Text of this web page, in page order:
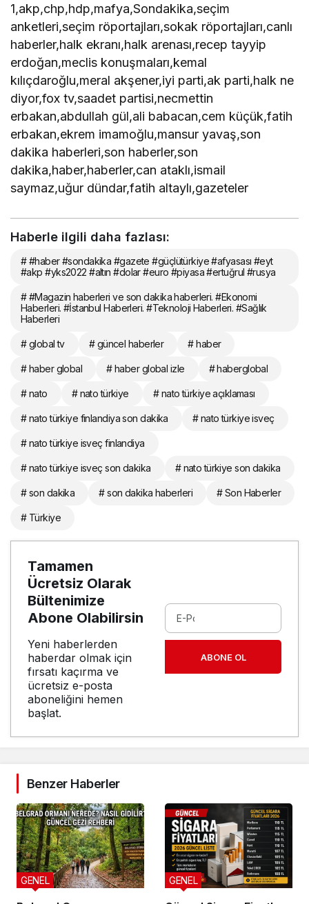
1,akp,chp,hdp,mafya,Sondakika,seçim
anketleri,seçim röportajları,sokak röportajları,canlı
haberler,halk ekranı,halk arenası,recep tayyip
erdoğan,meclis konuşmaları,kemal
kılıçdaroğlu,meral akşener,iyi parti,ak parti,halk ne
diyor,fox tv,saadet partisi,necmettin
erbakan,abdullah gül,ali babacan,cem küçük,fatih
erbakan,ekrem imamoğlu,mansur yavaş,son
dakika haberleri,son haberler,son
dakika,haber,haberler,can ataklı,ismail
saymaz,uğur dündar,fatih altaylı,gazeteler
Haberle ilgili daha fazlası:
# #haber #sondakika #gazete #güçlütürkiye #afyasası #eyt
#akp #yks2022 #altın #dolar #euro #piyasa #ertuğrul #rusya
# #Magazin haberleri ve son dakika haberleri. #Ekonomi
Haberleri. #İstanbul Haberleri. #Teknoloji Haberleri. #Sağlık
Haberleri
# global tv # güncel haberler # haber
# haber global # haber global izle # haberglobal
# nato # nato türkiye # nato türkiye açıklaması
# nato türkiye finlandiya son dakika # nato türkiye isveç
# nato türkiye isveç finlandiya
# nato türkiye isveç son dakika # nato türkiye son dakika
# son dakika # son dakika haberleri # Son Haberler
# Türkiye
Tamamen
Ücretsiz Olarak
Bültenimize
Abone Olabilirsin
Yeni haberlerden
haberdar olmak için
fırsatı kaçırma ve
ücretsiz e-posta
aboneliğini hemen
başlat.
ABONE OL
Benzer Haberler
GENEL GENEL